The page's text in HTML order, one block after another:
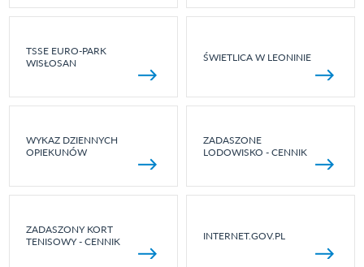
TSSE EURO-PARK
WISŁOSAN
ŚWIETLICA W LEONINIE
WYKAZ DZIENNYCH
OPIEKUNÓW
ZADASZONE
LODOWISKO - CENNIK
ZADASZONY KORT
TENISOWY - CENNIK
INTERNET.GOV.PL